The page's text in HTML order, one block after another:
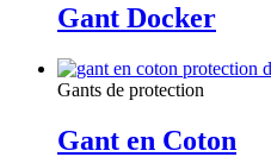
Gant Docker
Gants de protection
Gant en Coton